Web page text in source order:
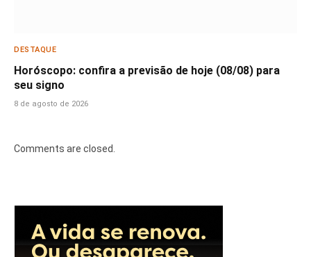
DESTAQUE
Horóscopo: confira a previsão de hoje (08/08) para
seu signo
8 de agosto de 2026
Comments are closed.